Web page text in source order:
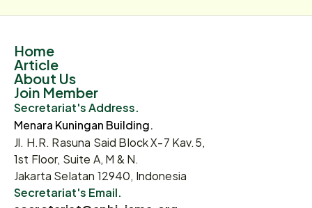
Home
Article
About Us
Join Member
Secretariat's Address.
Menara Kuningan Building.
Jl. H.R. Rasuna Said Block X-7 Kav.5,
1st Floor, Suite A, M & N.
Jakarta Selatan 12940, Indonesia
Secretariat's Email.